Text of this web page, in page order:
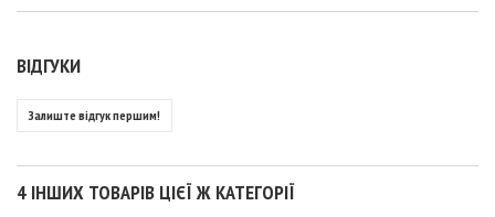
ВІДГУКИ
Залиште відгук першим!
4 ІНШИХ ТОВАРІВ ЦІЄЇ Ж КАТЕГОРІЇ